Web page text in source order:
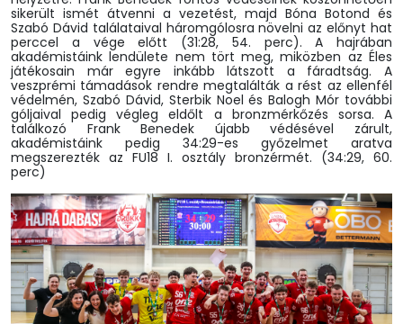
sikerült ismét átvenni a vezetést, majd Bóna Botond és
Szabó Dávid találataival háromgólosra növelni az előnyt hat
perccel a vége előtt (31:28, 54. perc). A hajrában
akadémistáink lendülete nem tört meg, miközben az Éles
játékosain már egyre inkább látszott a fáradtság. A
veszprémi támadások rendre megtalálták a rést az ellenfél
védelmén, Szabó Dávid, Sterbik Noel és Balogh Mór további
góljaival pedig végleg eldőlt a bronzmérkőzés sorsa. A
találkozó Frank Benedek újabb védésével zárult,
akadémistáink pedig 34:29-es győzelmet aratva
megszerezték az FU18 I. osztály bronzérmét. (34:29, 60.
perc)